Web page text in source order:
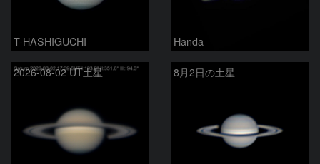
T-HASHIGUCHI Handa
2026-08-02 UT土星 8月2日の土星